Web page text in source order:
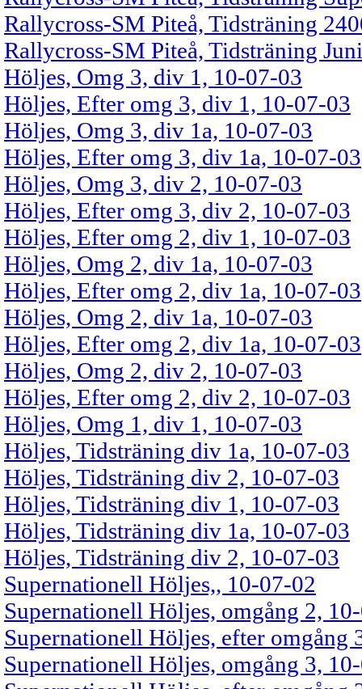
Rallycross-SM Piteå, Tidsträning
Rallycross-SM Piteå, Tidsträning
Höljes, Omg 3, div 1, 10-07-03
Höljes, Efter omg 3, div 1, 10-07-03
Höljes, Omg 3, div 1a, 10-07-03
Höljes, Efter omg 3, div 1a, 10-07-03
Höljes, Omg 3, div 2, 10-07-03
Höljes, Efter omg 3, div 2, 10-07-03
Höljes, Efter omg 2, div 1, 10-07-03
Höljes, Omg 2, div 1a, 10-07-03
Höljes, Efter omg 2, div 1a, 10-07-03
Höljes, Omg 2, div 1a, 10-07-03
Höljes, Efter omg 2, div 1a, 10-07-03
Höljes, Omg 2, div 2, 10-07-03
Höljes, Efter omg 2, div 2, 10-07-03
Höljes, Omg 1, div 1, 10-07-03
Höljes, Tidsträning div 1a, 10-07-03
Höljes, Tidsträning div 2, 10-07-03
Höljes, Tidsträning div 1, 10-07-03
Höljes, Tidsträning div 1a, 10-07-03
Höljes, Tidsträning div 2, 10-07-03
Supernationell Höljes,, 10-07-02
Supernationell Höljes, omgång 2,
Supernationell Höljes, efter omgång
Supernationell Höljes, omgång 3,